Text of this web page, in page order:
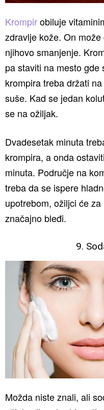
Krompirobiluje
zdravlje kože. On
njihovo smanjenje.
pa staviti na mesto gde
krompira treba držati
suše. Kad se jedan
se na ožiljak.
Dvadesetak minuta
krompira, a onda
minuta. Područje na
treba da se ispere
upotrebom, ožiljci će
značajno bleđi.
9.
Možda niste znali, ali